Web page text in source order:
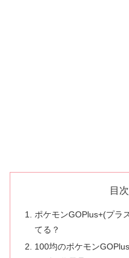
目次
ポケモンGOPlus+(プラ
てる？
100均のポケモン